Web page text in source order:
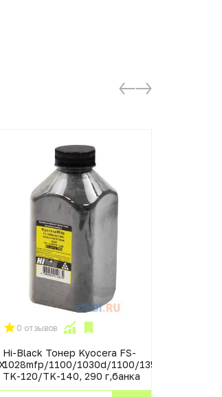
0 отзывов
Hi-Black Тонер Kyocera FS-
1028mfp/1100/1030d/1100/1350dn,
TK-120/TK-140, 290 г,банка